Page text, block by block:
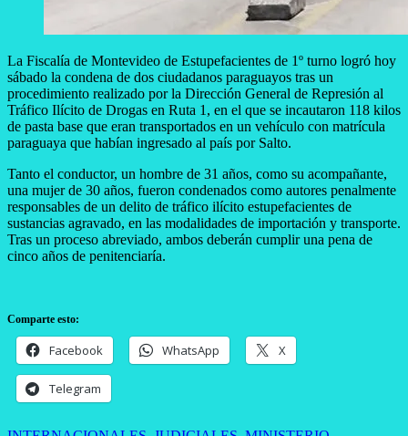
La Fiscalía de Montevideo de Estupefacientes de 1º turno logró hoy
sábado la condena de dos ciudadanos paraguayos tras un
procedimiento realizado por la Dirección General de Represión al
Tráfico Ilícito de Drogas en Ruta 1, en el que se incautaron 118 kilos
de pasta base que eran transportados en un vehículo con matrícula
paraguaya que habían ingresado al país por Salto.
Tanto el conductor, un hombre de 31 años, como su acompañante,
una mujer de 30 años, fueron condenados como autores penalmente
responsables de un delito de tráfico ilícito estupefacientes de
sustancias agravado, en las modalidades de importación y transporte.
Tras un proceso abreviado, ambos deberán cumplir una pena de
cinco años de penitenciaría.
Comparte esto:
Facebook WhatsApp X
Telegram